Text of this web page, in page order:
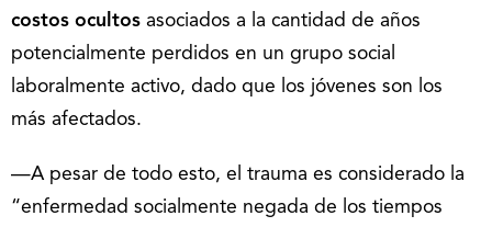
costos ocultos asociados a la cantidad de años
potencialmente perdidos en un grupo social
laboralmente activo, dado que los jóvenes son los
más afectados.
—A pesar de todo esto, el trauma es considerado la
“enfermedad socialmente negada de los tiempos